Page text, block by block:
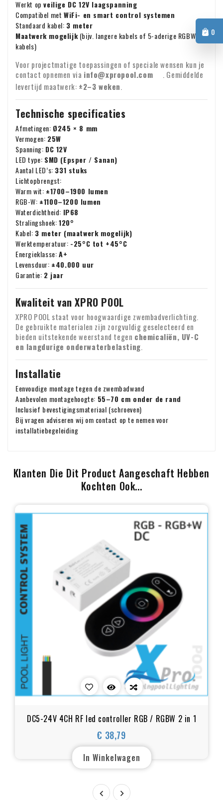
0
Werkt opveilige DC 12V laagspanning
Compatibel met WiFi- en smart control systemen
Standaard kabel: 3 meter
Maatwerk mogelijk(bijv. langere kabels of 5-aderige RGBW
kabels)
Voor projectmatige toepassingen of speciale wensen kun je
contact opnemen via info@xpropool.com
. Gemiddelde
levertijd maatwerk: ±2–3 weken.
Technische specificaties
Afmetingen: Ø245 × 8 mm
Vermogen: 25W
Spanning: DC 12V
LED type: SMD (Epsper / Sanan)
Aantal LED’s: 331 stuks
Lichtopbrengst:
Warm wit: ±1700–1900 lumen
RGB-W: ±1100–1200 lumen
Waterdichtheid: IP68
Stralingshoek:120°
Kabel: 3 meter (maatwerk mogelijk)
Werktemperatuur: -25°C tot +45°C
Energieklasse:A+
Levensduur: ±40.000 uur
Garantie: 2 jaar
Kwaliteit van XPRO POOL
XPRO POOL staat voor hoogwaardige zwembadverlichting.
De gebruikte materialen zijn zorgvuldig geselecteerd en
bieden uitstekende weerstand tegen chemicaliën, UV-C
en langdurige onderwaterbelasting.
Installatie
Eenvoudige montage tegen de zwembadwand
Aanbevolen montagehoogte: 55–70 cm onder de rand
Inclusief bevestigingsmateriaal (schroeven)
Bij vragen adviseren wij om contact op te nemen voor
installatiebegeleiding
Klanten Die Dit Product Aangeschaft Hebben
Kochten Ook...
DC5-24V 4CH RF led controller RGB / RGBW 2 in 1
€ 38,79
Prijs
In Winkelwagen
 